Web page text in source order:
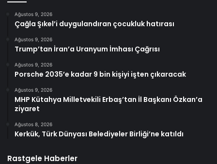
Ağustos 9, 2026
Çağla Şıkel’i duygulandıran çocukluk hatırası
Ağustos 9, 2026
Trump’tan İran’a Uranyum İmhası Çağrısı
Ağustos 9, 2026
Porsche 2035’e kadar 9 bin kişiyi işten çıkaracak
Ağustos 9, 2026
MHP Kütahya Milletvekili Erbaş’tan İl Başkanı Özkan’a
ziyaret
Ağustos 8, 2026
Kerkük, Türk Dünyası Belediyeler Birliği’ne katıldı
Rastgele Haberler